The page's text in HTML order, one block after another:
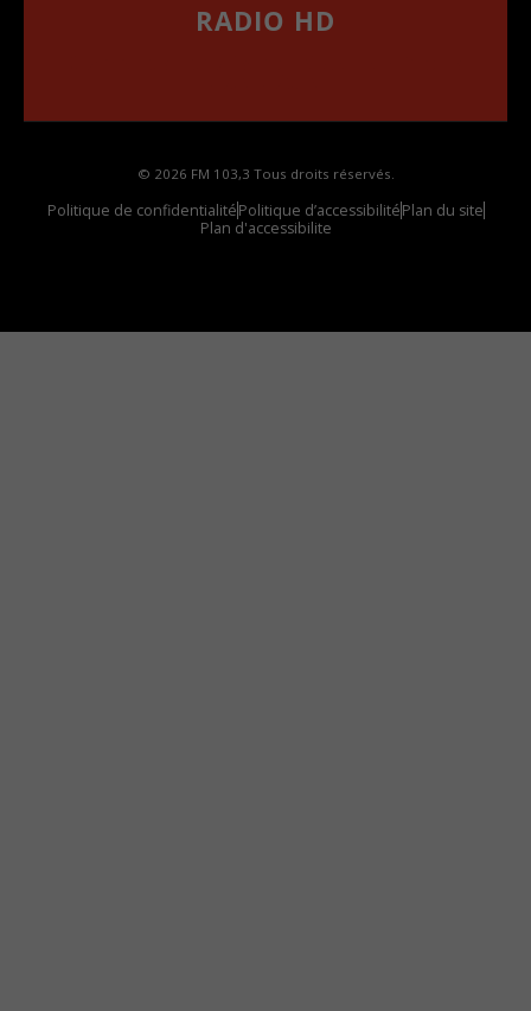
RADIO HD
© 2026 FM 103,3 Tous droits réservés.
Politique de confidentialitéPolitique d’accessibilitéPlan du site
Plan d'accessibilite